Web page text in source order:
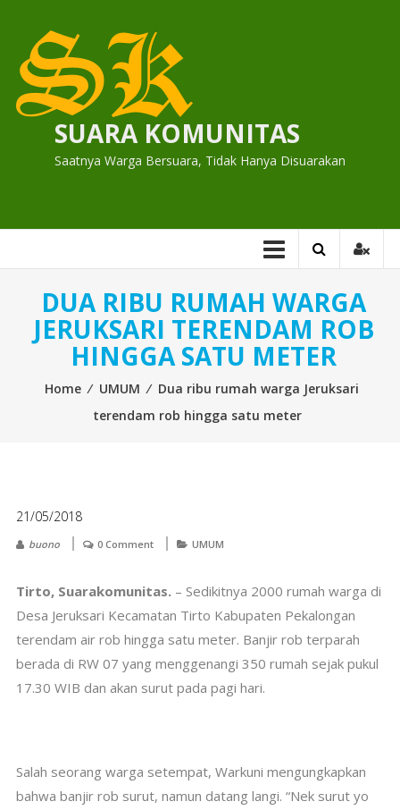
content
SUARA KOMUNITAS
Saatnya Warga Bersuara, Tidak Hanya Disuarakan
DUA RIBU RUMAH WARGA
JERUKSARI TERENDAM ROB
HINGGA SATU METER
Home ⁄ UMUM ⁄ Dua ribu rumah warga Jeruksari
terendam rob hingga satu meter
21/05/2018
buono 0 Comment UMUM
Tirto, Suarakomunitas. – Sedikitnya 2000 rumah warga di
Desa Jeruksari Kecamatan Tirto Kabupaten Pekalongan
terendam air rob hingga satu meter. Banjir rob terparah
berada di RW 07 yang menggenangi 350 rumah sejak pukul
17.30 WIB dan akan surut pada pagi hari.
Salah seorang warga setempat, Warkuni mengungkapkan
bahwa banjir rob surut, namun datang langi. “Nek surut yo